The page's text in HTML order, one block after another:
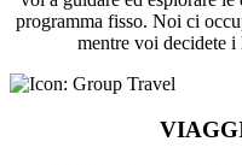
programma fisso. Noi ci
mentre voi decidete i